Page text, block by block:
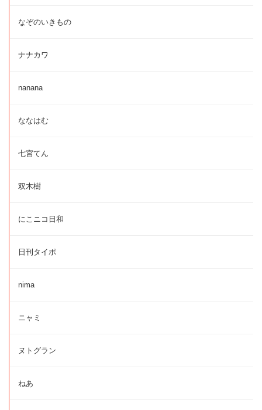
なぞのいきもの
ナナカワ
nanana
ななはむ
七宮てん
双木樹
にこニコ日和
日刊タイポ
nima
ニャミ
ヌトグラン
ねあ